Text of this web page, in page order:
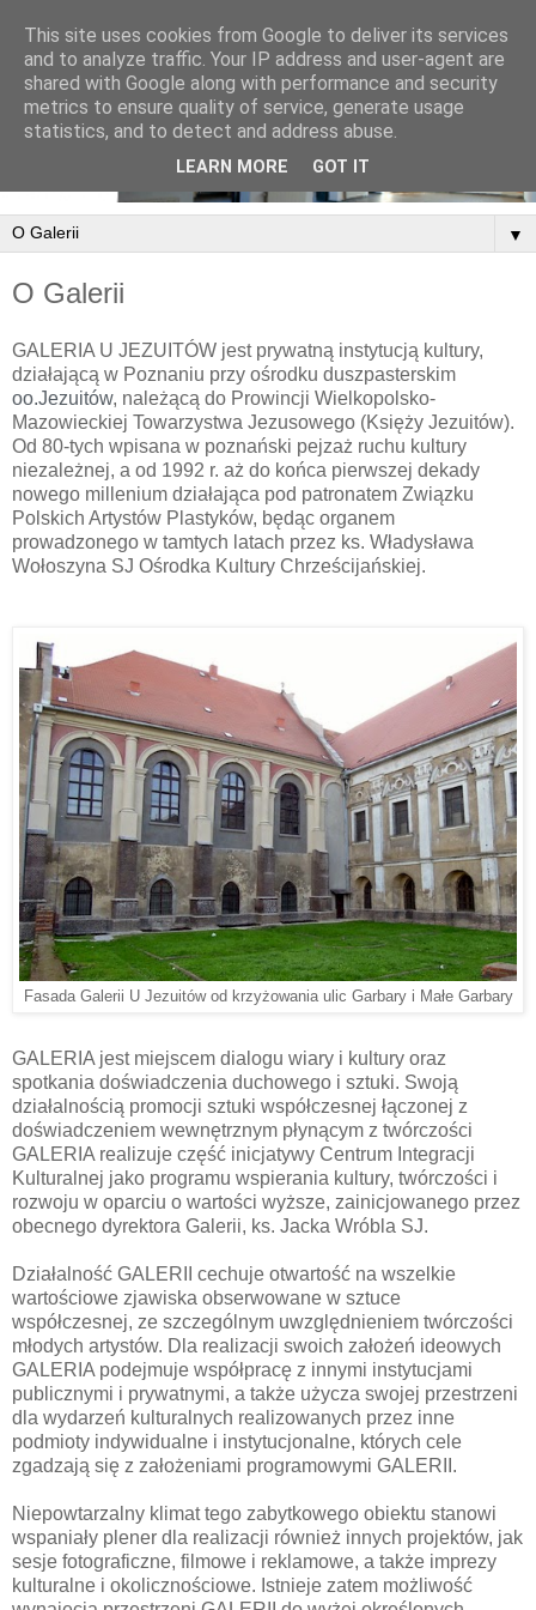
▼
O Galerii
GALERIA U JEZUITÓW jest prywatną instytucją kultury,
działającą w Poznaniu przy ośrodku duszpasterskim
oo.Jezuitów, należącą do Prowincji Wielkopolsko-
Mazowieckiej Towarzystwa Jezusowego (Księży Jezuitów).
Od 80-tych wpisana w poznański pejzaż ruchu kultury
niezależnej, a od 1992 r. aż do końca pierwszej dekady
nowego millenium działająca pod patronatem Związku
Polskich Artystów Plastyków, będąc organem
prowadzonego w tamtych latach przez ks. Władysława
Wołoszyna SJ Ośrodka Kultury Chrześcijańskiej.
Fasada Galerii U Jezuitów od krzyżowania ulic Garbary i Małe Garbary
GALERIA jest miejscem dialogu wiary i kultury oraz
spotkania doświadczenia duchowego i sztuki. Swoją
działalnością promocji sztuki współczesnej łączonej z
doświadczeniem wewnętrznym płynącym z twórczości
GALERIA realizuje część inicjatywy Centrum Integracji
Kulturalnej jako programu wspierania kultury, twórczości i
rozwoju w oparciu o wartości wyższe, zainicjowanego przez
obecnego dyrektora Galerii, ks. Jacka Wróbla SJ.
Działalność GALERII cechuje otwartość na wszelkie
wartościowe zjawiska obserwowane w sztuce
współczesnej, ze szczególnym uwzględnieniem twórczości
młodych artystów. Dla realizacji swoich założeń ideowych
GALERIA podejmuje współpracę z innymi instytucjami
publicznymi i prywatnymi, a także użycza swojej przestrzeni
dla wydarzeń kulturalnych realizowanych przez inne
podmioty indywidualne i instytucjonalne, których cele
zgadzają się z założeniami programowymi GALERII.
Niepowtarzalny klimat tego zabytkowego obiektu stanowi
wspaniały plener dla realizacji również innych projektów, jak
sesje fotograficzne, filmowe i reklamowe, a także imprezy
kulturalne i okolicznościowe. Istnieje zatem możliwość
This site uses cookies from Google to deliver its services
and to analyze traffic. Your IP address and user-agent are
shared with Google along with performance and security
metrics to ensure quality of service, generate usage
statistics, and to detect and address abuse.
LEARN MORE GOT IT